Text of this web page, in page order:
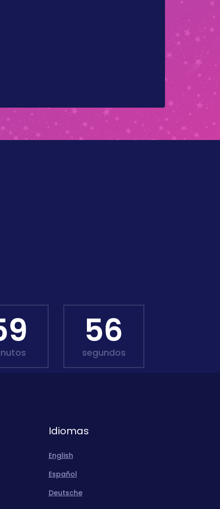
54
segundos
Idiomas
English
Español
Deutsche